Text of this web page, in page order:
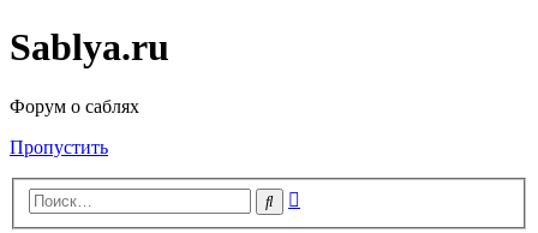
Sablya.ru
Форум о саблях
Пропустить
Поиск